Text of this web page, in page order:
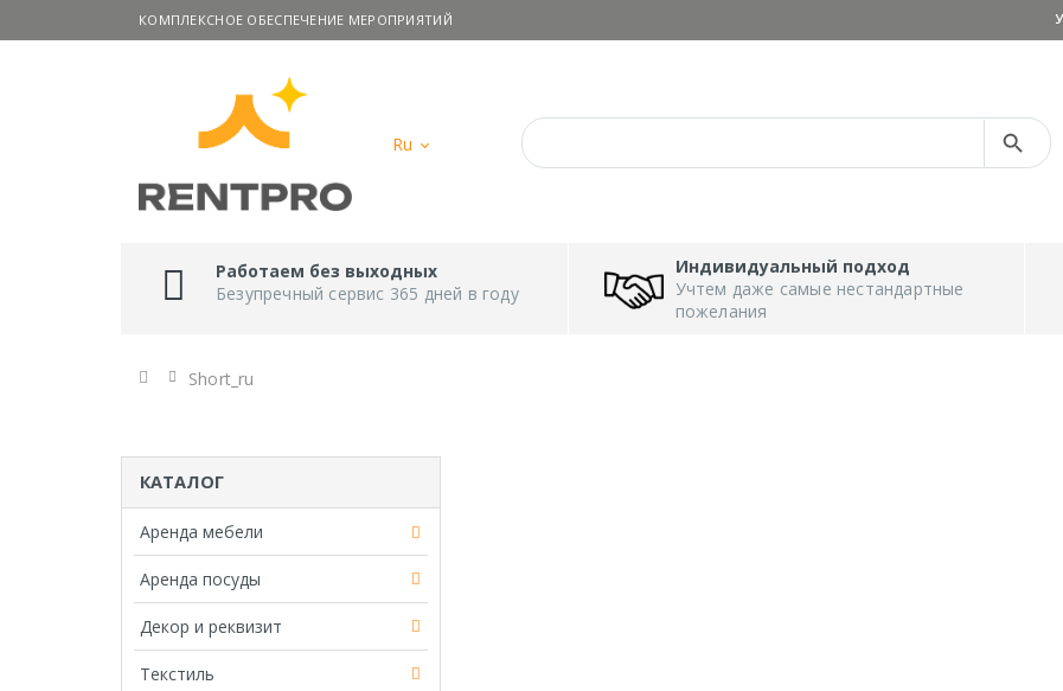
КОМПЛЕКСНОЕ ОБЕСПЕЧЕНИЕ МЕРОПРИЯТИЙ
Ru
Search Button
Работаем без выходных
Безупречный сервис 365 дней в году
Индивидуальный подход
Учтем даже самые нестандартные
пожелания
Главная
Short_ru
КАТАЛОГ
Аренда мебели
Аренда посуды
Декор и реквизит
Текстиль